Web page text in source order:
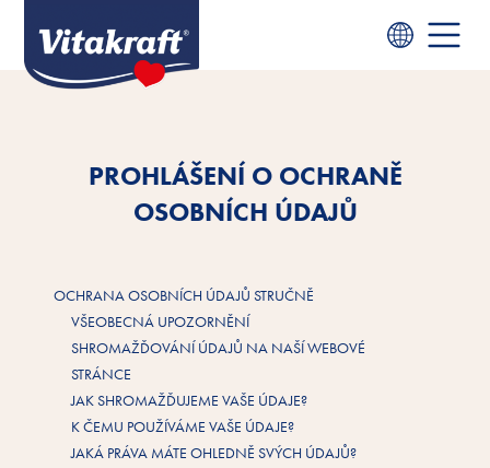
PROHLÁŠENÍ O OCHRANĚ
OSOBNÍCH ÚDAJŮ
OCHRANA OSOBNÍCH ÚDAJŮ STRUČNĚ
VŠEOBECNÁ UPOZORNĚNÍ
SHROMAŽĎOVÁNÍ ÚDAJŮ NA NAŠÍ WEBOVÉ
STRÁNCE
JAK SHROMAŽĎUJEME VAŠE ÚDAJE?
K ČEMU POUŽÍVÁME VAŠE ÚDAJE?
JAKÁ PRÁVA MÁTE OHLEDNĚ SVÝCH ÚDAJŮ?